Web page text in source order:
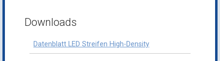
Downloads
Datenblatt LED Streifen High-Density